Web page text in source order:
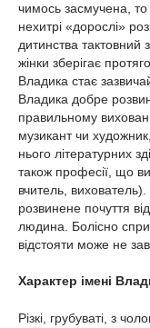
чимось засмучена, то
нехитрі «дорослі»
дитинства тактовний
жінки зберігає
Владика стає
Владика добре
правильному
музикант чи
нього літературних
також професії, що
вчитель,
розвинене почуття
людина. Болісно
відстояти може не
Характер імені
Різкі, грубуваті, з